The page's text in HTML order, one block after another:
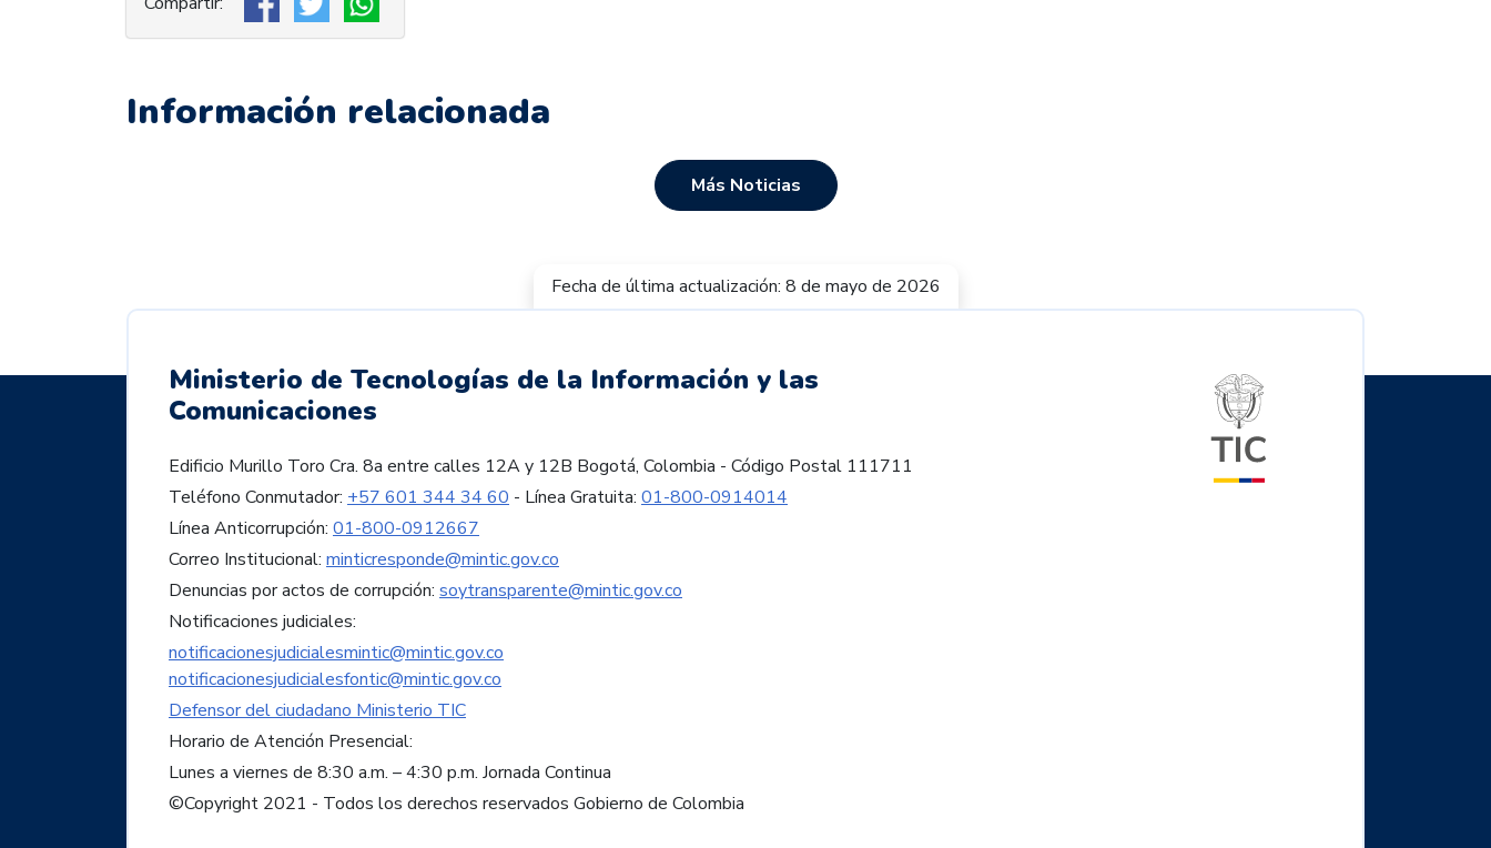
Información relacionada
Más Noticias
Fecha de última actualización: 8 de mayo de 2026
Ministerio de Tecnologías de la Información y las
Comunicaciones
Edificio Murillo Toro Cra. 8a entre calles 12A y 12B Bogotá, Colombia - Código Postal 111711
Teléfono Conmutador: +57 601 344 34 60 - Línea Gratuita: 01-800-0914014
Línea Anticorrupción: 01-800-0912667
Correo Institucional: minticresponde@mintic.gov.co
Denuncias por actos de corrupción: soytransparente@mintic.gov.co
Notificaciones judiciales:
notificacionesjudicialesmintic@mintic.gov.co
notificacionesjudicialesfontic@mintic.gov.co
Defensor del ciudadano Ministerio TIC
Horario de Atención Presencial:
Lunes a viernes de 8:30 a.m. – 4:30 p.m. Jornada Continua
©Copyright 2021 - Todos los derechos reservados Gobierno de Colombia